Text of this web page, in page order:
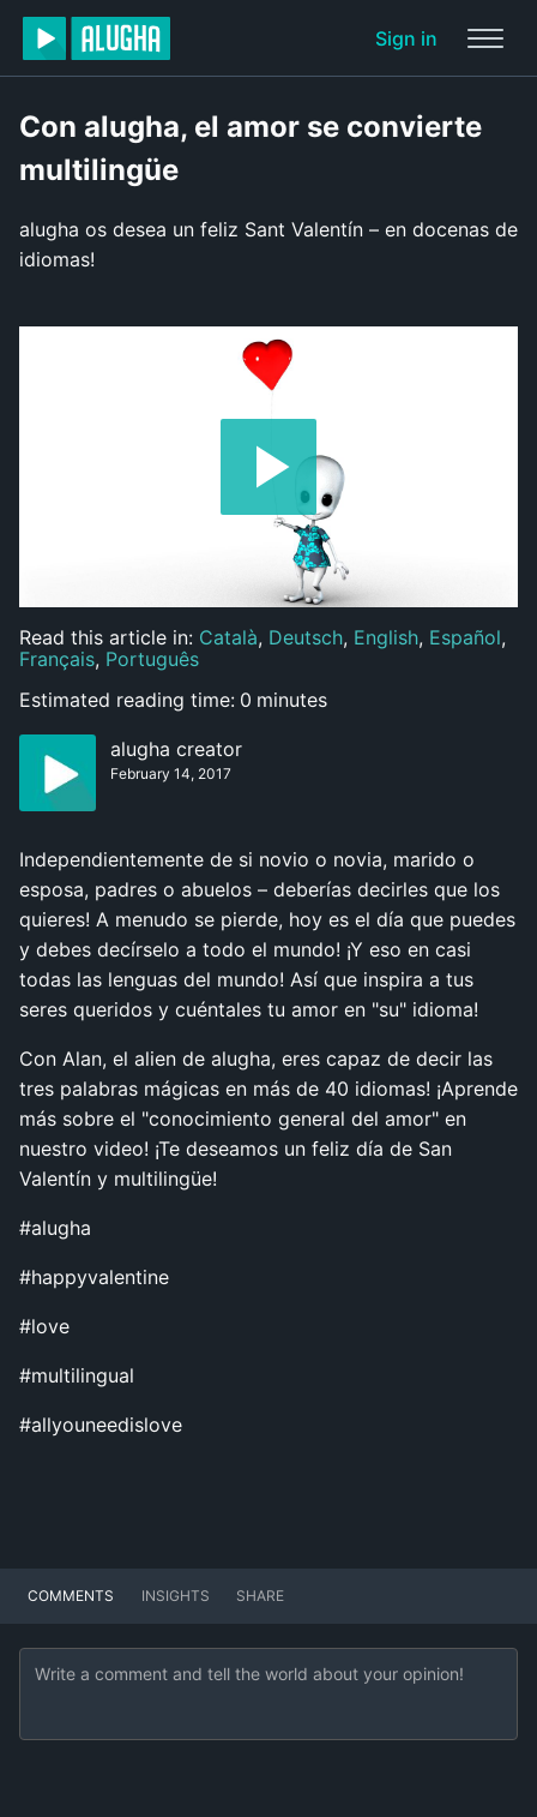
Sign in
Con alugha, el amor se convierte
multilingüe
alugha os desea un feliz Sant Valentín – en docenas de
idiomas!
Read this article in: Català, Deutsch, English, Español,
Français, Português
Estimated reading time: 0 minutes
alugha creator
February 14, 2017
Independientemente de si novio o novia, marido o
esposa, padres o abuelos – deberías decirles que los
quieres! A menudo se pierde, hoy es el día que puedes
y debes decírselo a todo el mundo! ¡Y eso en casi
todas las lenguas del mundo! Así que inspira a tus
seres queridos y cuéntales tu amor en "su" idioma!
Con Alan, el alien de alugha, eres capaz de decir las
tres palabras mágicas en más de 40 idiomas! ¡Aprende
más sobre el "conocimiento general del amor" en
nuestro video! ¡Te deseamos un feliz día de San
Valentín y multilingüe!
#alugha
#happyvalentine
#love
#multilingual
#allyouneedislove
COMMENTS INSIGHTS SHARE